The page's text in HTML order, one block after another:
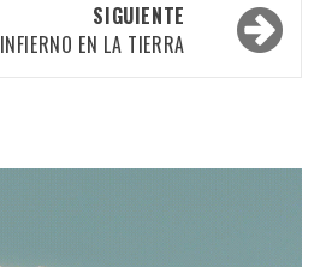
SIGUIENTE
INFIERNO EN LA TIERRA